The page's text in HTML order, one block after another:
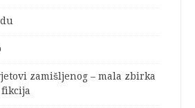
zamišljenog – mala zbirka